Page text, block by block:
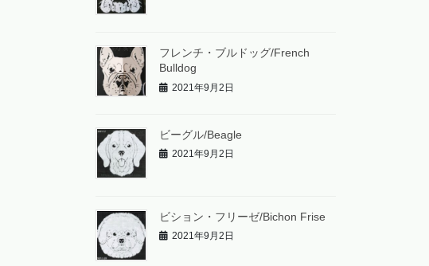
フレンチ・ブルドッグ/French
Bulldog
2021年9月2日
ビーグル/Beagle
2021年9月2日
ビション・フリーゼ/Bichon Frise
2021年9月2日